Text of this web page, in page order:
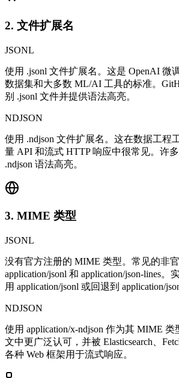
2. 文件扩展名
JSONL
使用 .jsonl 文件扩展名。这是 OpenAI 微
数据集和大多数 ML/AI 工具的标准。
别 .jsonl 文件并提供语法高亮。
NDJSON
使用 .ndjson 文件扩展名。这在数据工程
量 API 和流式 HTTP 响应中很常见。许
.ndjson 语法高亮。
3. MIME 类型
JSONL
没有官方注册的 MIME 类型。常见的非
application/jsonl 和 application/json-lines。
用 application/jsonl 或回退到 application/json
NDJSON
使用 application/x-ndjson 作为其 MIME
文中更广泛认可，并被 Elasticsearch、
各种 Web 框架用于流式响应。